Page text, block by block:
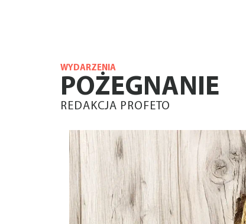
WYDARZENIA
POŻEGNANIE
REDAKCJA PROFETO